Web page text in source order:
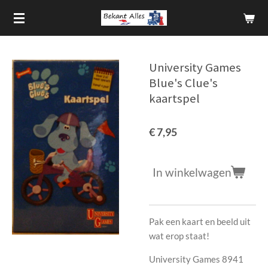
Ga
direct
hoofdinhoud
University Games
Blue's Clue's
kaartspel
€ 7,95
In winkelwagen
Pak een kaart en beeld uit
wat erop staat!
University Games 8941